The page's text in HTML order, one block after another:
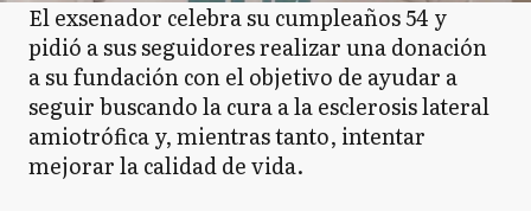
El exsenador celebra su cumpleaños 54 y
pidió a sus seguidores realizar una donación
a su fundación con el objetivo de ayudar a
seguir buscando la cura a la esclerosis lateral
amiotrófica y, mientras tanto, intentar
mejorar la calidad de vida.